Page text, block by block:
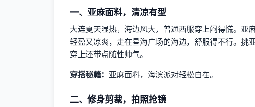
一、亚麻面料，清凉有型
大连夏天湿热，海边风大，普通西服穿上闷得慌。亚
轻盈又凉爽，走在星海广场的海边，舒服得不行。挑
穿上还带点随性帅气。
穿搭秘籍： 亚麻面料，海滨派对轻松自在。
二、修身剪裁，拍照抢镜